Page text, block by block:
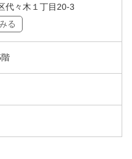
代々木１丁目20-3
る